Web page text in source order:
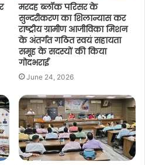
मरदह ब्लॉक परिसर के
सुन्दरीकरण का शिलान्यास कर
राष्ट्रीय ग्रामीण आजीविका मिशन
के अंतर्गत गठित स्वयं सहायता
समूह के सदस्यों की किया
गोदभराई
June 24, 2026